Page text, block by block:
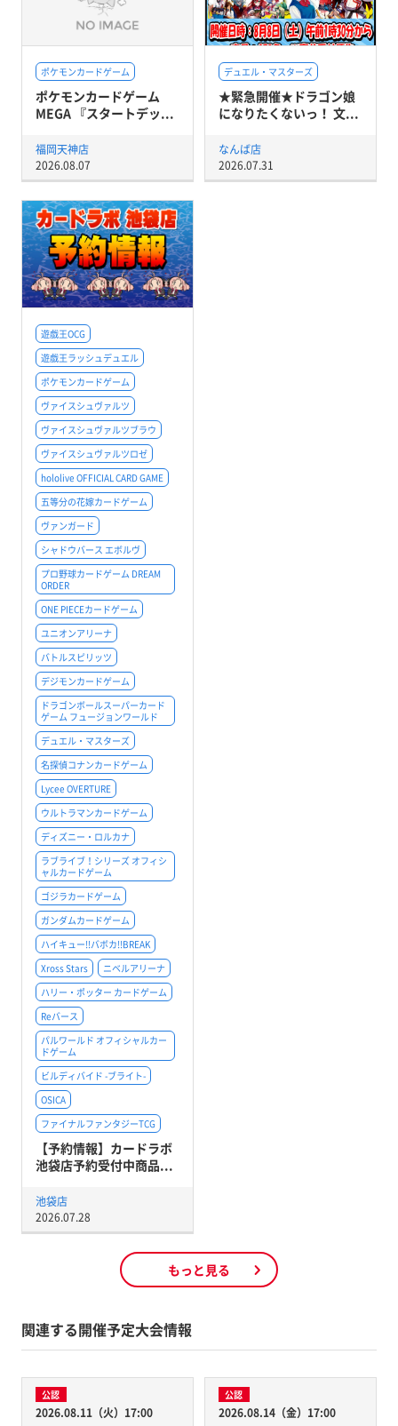
ポケモンカードゲーム
ポケモンカードゲーム
MEGA 『スタートデッ...
福岡天神店
2026.08.07
デュエル・マスターズ
★緊急開催★ドラゴン娘
になりたくないっ！ 文...
なんば店
2026.07.31
遊戯王OCG
遊戯王ラッシュデュエル
ポケモンカードゲーム
ヴァイスシュヴァルツ
ヴァイスシュヴァルツブラウ
ヴァイスシュヴァルツロゼ
hololive OFFICIAL CARD GAME
五等分の花嫁カードゲーム
ヴァンガード
シャドウバース エボルヴ
プロ野球カードゲーム DREAM
ORDER
ONE PIECEカードゲーム
ユニオンアリーナ
バトルスピリッツ
デジモンカードゲーム
ドラゴンボールスーパーカード
ゲーム フュージョンワールド
デュエル・マスターズ
名探偵コナンカードゲーム
Lycee OVERTURE
ウルトラマンカードゲーム
ディズニー・ロルカナ
ラブライブ！シリーズ オフィシ
ャルカードゲーム
ゴジラカードゲーム
ガンダムカードゲーム
ハイキュー!!バボカ!!BREAK
Xross Stars
ニベルアリーナ
ハリー・ポッター カードゲーム
Reバース
パルワールド オフィシャルカー
ドゲーム
ビルディバイド -ブライト-
OSICA
ファイナルファンタジーTCG
【予約情報】カードラボ
池袋店予約受付中商品...
池袋店
2026.07.28
もっと見る
関連する開催予定大会情報
公認
2026.08.11（火）17:00
公認
2026.08.14（金）17:00